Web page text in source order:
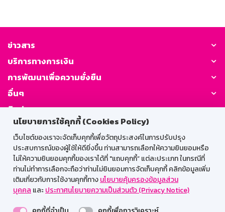
นโยบายการใช้คุกกี้ (Cookies Policy)
เว็บไซต์ของเราจะจัดเก็บคุกกี้เพื่อวัตถุประสงค์ในการปรับปรุง
ประสบการณ์ของผู้ใช้ให้ดียิ่งขึ้น ท่านสามารถเลือกให้ความยินยอมหรือ
ไม่ให้ความยินยอมคุกกี้ของเราได้ที่ "แถบคุกกี้” แต่ละประเภท ในกรณีที่
ท่านไม่ทำการเลือกจะถือว่าท่านไม่ยินยอมการจัดเก็บคุกกี้ คลิกข้อมูลเพิ่ม
เติมเกี่ยวกับการใช้งานคุกกี้ทางนโยบายคุ้มครองข้อมูลส่วน
บุคคล และประกาศนโยบายความเป็นส่วนตัว (Privacy Notice)
ข่าวสาร
บริการทางการเงิน
การพัฒนาเพื่อความยั่งยืน
อื่นๆ
ติดต่อเรา
GSB Society:
สำหรับพนักงาน
Web HR
GSB Wisdom
M-Search